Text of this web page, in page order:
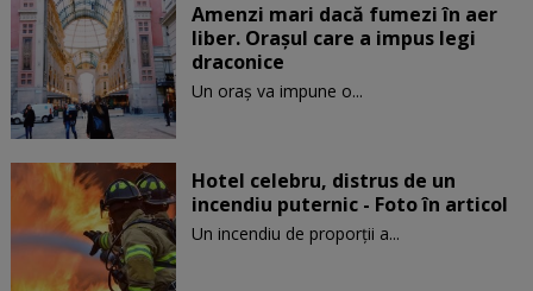
Amenzi mari dacă fumezi în aer
liber. Orașul care a impus legi
draconice
Un oraș va impune o...
Hotel celebru, distrus de un
incendiu puternic - Foto în articol
Un incendiu de proporţii a...